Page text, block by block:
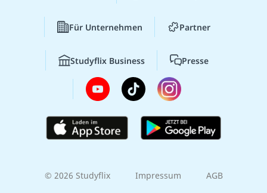
Für Unternehmen Partner
Studyflix Business Presse
© 2026 Studyflix Impressum AGB